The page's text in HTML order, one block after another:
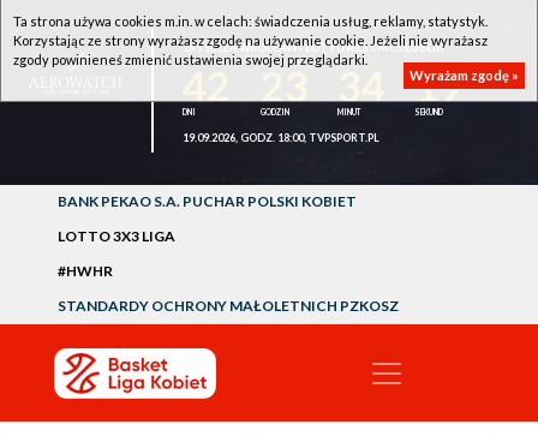
1KS ŚLĘZA WROCŁAW - LOTTO AZS UMCS LUBLIN
19
19.09.2026, GODZ. 18:00, TVPSPORT.PL
BANK PEKAO S.A. PUCHAR POLSKI KOBIET
LOTTO 3X3 LIGA
#HWHR
STANDARDY OCHRONY MAŁOLETNICH PZKOSZ
Ta strona używa cookies m.in. w celach: świadczenia usług, reklamy, statystyk.
Korzystając ze strony wyrażasz zgodę na używanie cookie. Jeżeli nie wyrażasz
zgody powinieneś zmienić ustawienia swojej przeglądarki.
Wyrażam zgodę »